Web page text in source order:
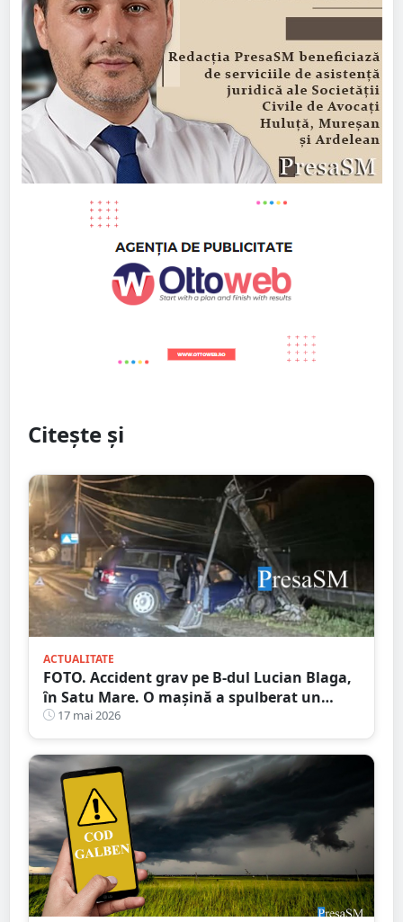
Citește și
ACTUALITATE
FOTO. Accident grav pe B-dul Lucian Blaga,
în Satu Mare. O mașină a spulberat un
stâlp
17 mai 2026